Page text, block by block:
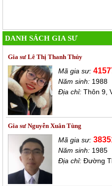
DANH SÁCH GIA SƯ
Gia sư Lê Thị Thanh Thủy
Mã gia sư:
Năm sinh: 1988
Địa chỉ: Thôn 9,
Gia sư Nguyễn Xuân Tùng
Mã gia sư:
Năm sinh: 1985
Địa chỉ: Đường